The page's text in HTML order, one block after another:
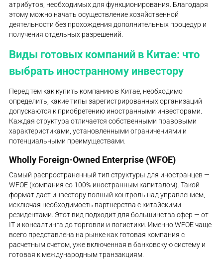
атрибутов, необходимых для функционирования. Благодаря
этому можно начать осуществление хозяйственной
деятельности без прохождения дополнительных процедур и
получения отдельных разрешений.
Виды готовых компаний в Китае: что
выбрать иностранному инвестору
Перед тем как купить компанию в Китае, необходимо
определить, какие типы зарегистрированных организаций
допускаются к приобретению иностранными инвесторами.
Каждая структура отличается собственными правовыми
характеристиками, установленными ограничениями и
потенциальными преимуществами.
Wholly Foreign-Owned Enterprise (WFOE)
Самый распространенный тип структуры для иностранцев —
WFOE (компания со 100% иностранным капиталом). Такой
формат дает инвестору полный контроль над управлением,
исключая необходимость партнерства с китайскими
резидентами. Этот вид подходит для большинства сфер — от
IT и консалтинга до торговли и логистики. Именно WFOE чаще
всего представлена на рынке как готовая компания с
расчетным счетом, уже включенная в банковскую систему и
готовая к международным транзакциям.